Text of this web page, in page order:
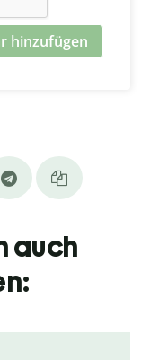
hinzufügen
auch